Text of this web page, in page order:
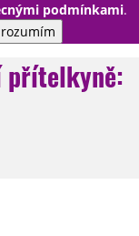
podmínkami.
rozumím
PŘIHLÁSIT
přítelkyně: